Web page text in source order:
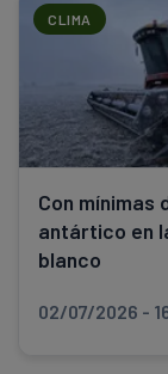
CLIMA
Con mínimas
antártico en
blanco
02/07/2026 -